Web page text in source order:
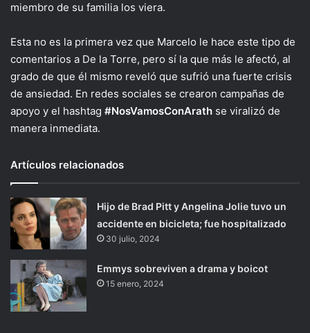
miembro de su familia los viera.
Esta no es la primera vez que Marcelo le hace este tipo de
comentarios a De la Torre, pero sí la que más le afectó, al
grado de que él mismo reveló que sufrió una fuerte crisis
de ansiedad. En redes sociales se crearon campañas de
apoyo y el hashtag #NosVamosConArath se viralizó de
manera inmediata.
Artículos relacionados
Hijo de Brad Pitt y Angelina Jolie tuvo un
accidente en bicicleta; fue hospitalizado
30 julio, 2024
Emmys sobreviven a drama y boicot
15 enero, 2024